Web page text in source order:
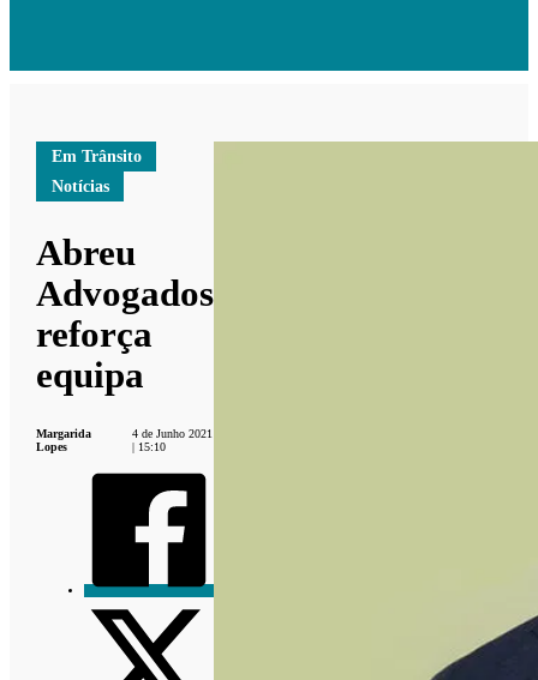
Em Trânsito
Notícias
Abreu
Advogados
reforça
equipa
Margarida
Lopes
4 de Junho 2021
| 15:10